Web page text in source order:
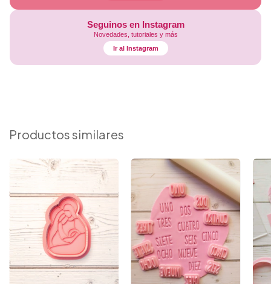
Seguinos en Instagram
Novedades, tutoriales y más
Ir al Instagram
Productos similares